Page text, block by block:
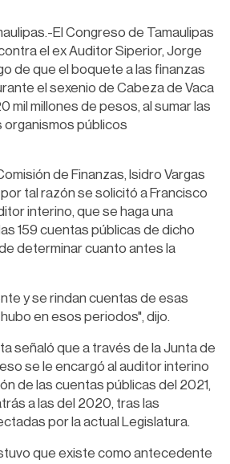
El Congreso de Tamaulipas
el ex Auditor Siperior, Jorge
de que el boquete a las finanzas
el sexenio de Cabeza de Vaca
mil millones de pesos, al sumar las
públicos
de Finanzas, Isidro Vargas
tal razón se solicitó a Francisco
interino, que se haga una
159 cuentas públicas de dicho
determinar cuanto antes la
y se rindan cuentas de esas
en esos periodos", dijo.
señaló que a través de la Junta de
se le encargó al auditor interino
de las cuentas públicas del 2021,
a las del 2020, tras las
por la actual Legislatura.
que existe como antecedente